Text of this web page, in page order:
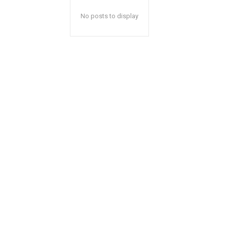
No posts to display